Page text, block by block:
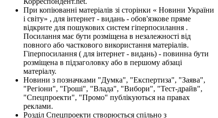
При копіюванні матеріалів зі сторінки « Новини України
і світу» , для інтернет - видань - обов'язкове пряме
відкрите для пошукових систем гіперпосилання .
Посилання має бути розміщена в незалежності від
повного або часткового використання матеріалів.
Гіперпосилання ( для інтернет - видань) - повинна бути
розміщена в підзаголовку або в першому абзаці
матеріалу.
Новини з позначками "Думка", "Експертиза", "Заява",
"Регіони", "Гроші", "Влада", "Вибори", "Тест-драйв",
"Спецпроекти", "Промо" публікуються на правах
реклами.
Розділ Спецпроекти створюється спільно з